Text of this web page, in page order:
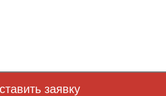
заявку